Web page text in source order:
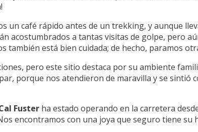
un café rápido antes de un trekking, y aunque
acostumbrados a tantas visitas de golpe, pero
también está bien cuidada; de hecho, paramos
pero este sitio destaca por su ambiente
porque nos atendieron de maravilla y se sintió
Fuster ha estado operando en la carretera
encontramos con una joya que seguro tiene